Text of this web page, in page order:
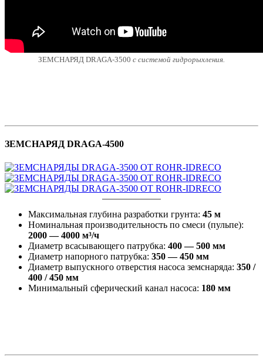
ЗЕМСНАРЯД DRAGA-3500 с системой гидрорыхления.
ЗЕМСНАРЯД DRAGA-4500
Максимальная глубина разработки грунта: 45 м
Номинальная производительность по смеси (пульпе):
2000 — 4000 м³/ч
Диаметр всасывающего патрубка: 400 — 500 мм
Диаметр напорного патрубка: 350 — 450 мм
Диаметр выпускного отверстия насоса земснаряда: 350 /
400 / 450 мм
Минимальный сферический канал насоса: 180 мм